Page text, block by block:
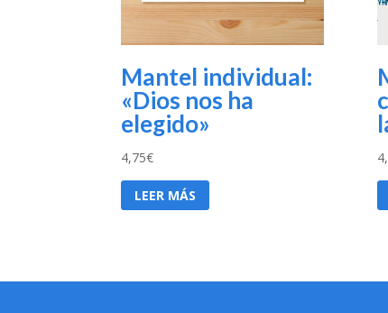
Mantel individual:
«Dios nos ha
elegido»
4,75€
LEER MÁS